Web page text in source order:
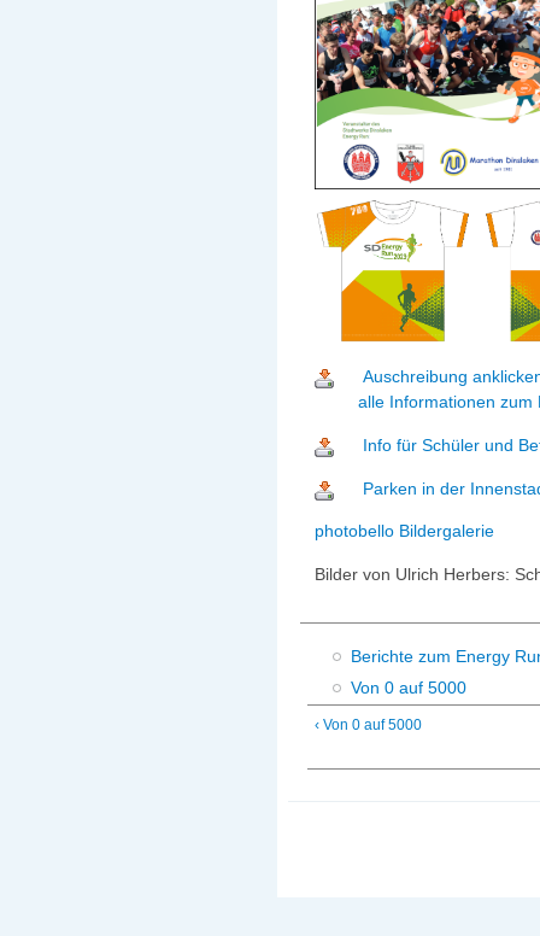
Auschreibung
alle Informationen zum
Info für Schüler und
Parken in der
photobello Bildergalerie
Bilder von Ulrich Herbers:
Berichte zum Energy
Von 0 auf 5000
‹ Von 0 auf 5000